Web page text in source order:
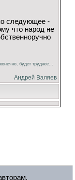
следующее -
что народ не
будет труднее...
Андрей Валяев